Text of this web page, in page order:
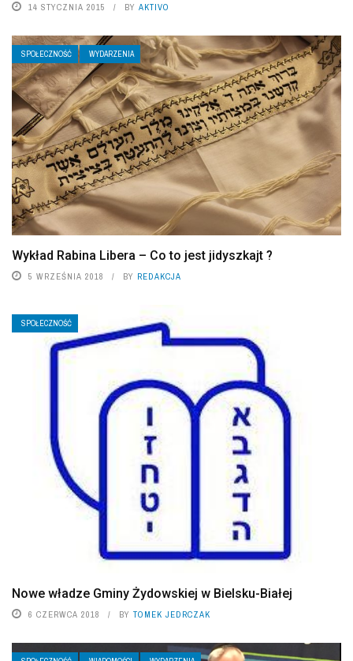
14 STYCZNIA 2015 BY AKTIVO
SPOŁECZNOŚĆ WYDARZENIA
Wykład Rabina Libera – Co to jest jidyszkajt ?
5 WRZEŚNIA 2018 BY REDAKCJA
SPOŁECZNOŚĆ
Nowe władze Gminy Żydowskiej w Bielsku-Białej
6 CZERWCA 2018 BY TOMEK JEDRCZAK